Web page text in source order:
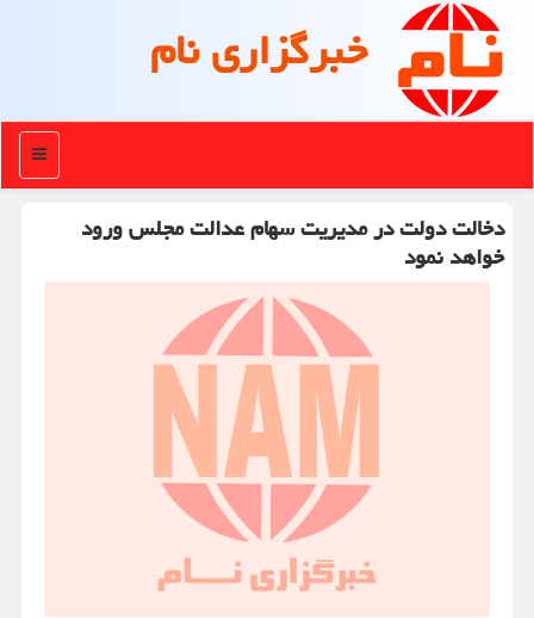
خبرگزاری نام
منو
دخالت دولت در مدیریت سهام عدالت مجلس ورود
خواهد نمود